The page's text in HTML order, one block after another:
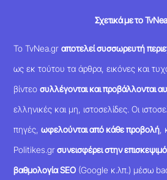
Σχετικά με το
Το TvNea.grαποτελεί συσσωρευτή
ως εκ τούτου τα άρθρα, εικόνες και
βίντεοσυλλέγονται και προβάλλονται
ελληνικές και μη, ιστοσελίδες. Οι
πηγές,ωφελούνται από κάθε προβολή
Politikes.grσυνεισφέρει στην
βαθμολογία SEO (Google κ.λπ.) μέσω